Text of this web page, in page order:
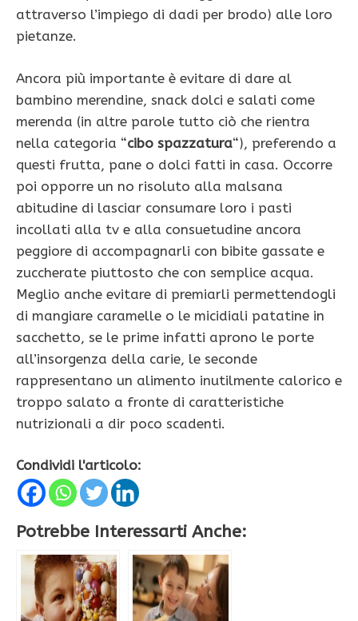
attraverso l’impiego di dadi per brodo) alle loro
pietanze.
Ancora più importante è evitare di dare al
bambino merendine, snack dolci e salati come
merenda (in altre parole tutto ciò che rientra
nella categoria “cibo spazzatura“), preferendo a
questi frutta, pane o dolci fatti in casa. Occorre
poi opporre un no risoluto alla malsana
abitudine di lasciar consumare loro i pasti
incollati alla tv e alla consuetudine ancora
peggiore di accompagnarli con bibite gassate e
zuccherate piuttosto che con semplice acqua.
Meglio anche evitare di premiarli permettendogli
di mangiare caramelle o le micidiali patatine in
sacchetto, se le prime infatti aprono le porte
all’insorgenza della carie, le seconde
rappresentano un alimento inutilmente calorico e
troppo salato a fronte di caratteristiche
nutrizionali a dir poco scadenti.
Condividi l'articolo:
Potrebbe Interessarti Anche: